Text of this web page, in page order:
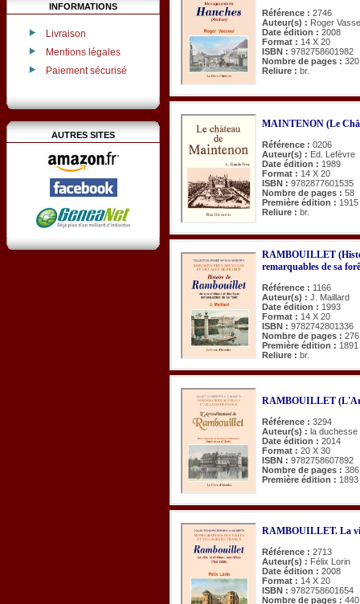
INFORMATIONS
Livraison
Mentions légales
Paiement sécurisé
AUTRES SITES
Référence : 2746
Auteur(s) : Roger
Date édition : 2008
Format : 14 X 20
ISBN : 9782758601982
Nombre de pages : 320
Reliure : br.
MAINTENON (Le
Référence : 0206
Auteur(s) : Ed. Lefèvre
Date édition : 1989
Format : 14 X 20
ISBN : 9782877601535
Nombre de pages : 58
Première édition : 1915
Reliure : br.
RAMBOUILLET
remarquables de sa
Référence : 1166
Auteur(s) : J. Maillard
Date édition : 1993
Format : 14 X 20
ISBN : 9782742801336
Nombre de pages : 276
Première édition : 1891
Reliure : br.
RAMBOUILLET
Référence : 3294
Auteur(s) : la duchesse
Date édition : 2014
Format : 20 X 30
ISBN : 9782758607892
Nombre de pages : 386
Première édition : 1893
RAMBOUILLET. La
Référence : 2713
Auteur(s) : Félix Lorin
Date édition : 2008
Format : 14 X 20
ISBN : 9782758601654
Nombre de pages : 440